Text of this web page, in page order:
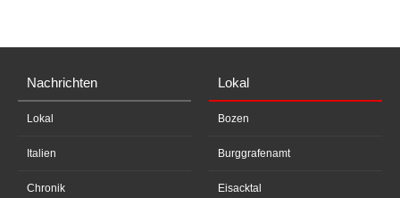
Nachrichten
Lokal
Italien
Chronik
Lokal
Bozen
Burggrafenamt
Eisacktal